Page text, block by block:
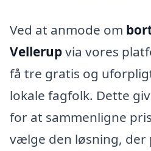
Ved at anmode om
Vellerupvia vores
få tre gratis og
lokale fagfolk. Dette
for at sammenligne
vælge den løsning, der